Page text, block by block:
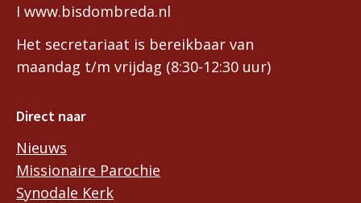
I www.bisdombreda.nl
Het secretariaat is bereikbaar van
maandag t/m vrijdag (8:30-12:30 uur)
Direct naar
Nieuws
Missionaire Parochie
Synodale Kerk